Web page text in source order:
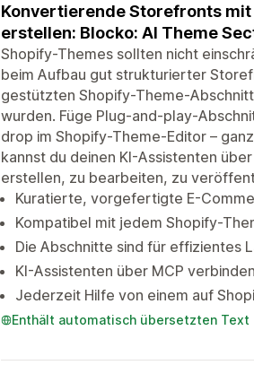
Konvertierende Storefronts
erstellen: Blocko: AI Theme
Shopify-Themes sollten nicht
beim Aufbau gut strukturierter
gestützten Shopify-Theme-
wurden. Füge Plug-and-play-
drop im Shopify-Theme-Editor –
kannst du deinen KI-Assistenten
erstellen, zu bearbeiten, zu
Kuratierte, vorgefertigte E-
Kompatibel mit jedem Shopify-
Die Abschnitte sind für effizientes
KI-Assistenten über MCP
Jederzeit Hilfe von einem auf
Enthält automatisch übersetzten Text